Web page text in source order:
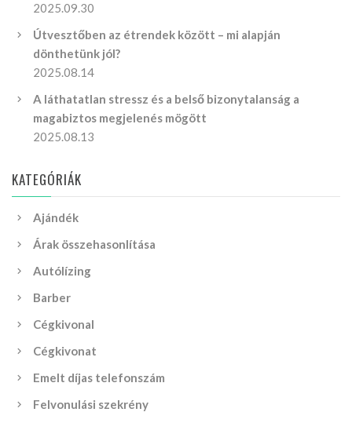
2025.09.30
Útvesztőben az étrendek között – mi alapján
dönthetünk jól?
2025.08.14
A láthatatlan stressz és a belső bizonytalanság a
magabiztos megjelenés mögött
2025.08.13
KATEGÓRIÁK
Ajándék
Árak összehasonlítása
Autólízing
Barber
Cégkivonal
Cégkivonat
Emelt díjas telefonszám
Felvonulási szekrény